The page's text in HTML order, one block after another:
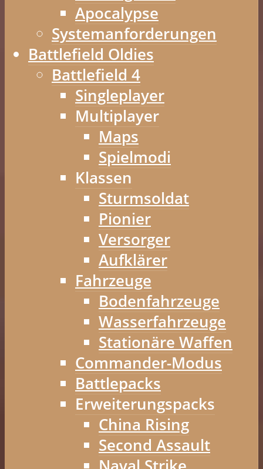
Apocalypse
Systemanforderungen
Battlefield Oldies
Battlefield 4
Singleplayer
Multiplayer
Maps
Spielmodi
Klassen
Sturmsoldat
Pionier
Versorger
Aufklärer
Fahrzeuge
Bodenfahrzeuge
Wasserfahrzeuge
Stationäre Waffen
Commander-Modus
Battlepacks
Erweiterungspacks
China Rising
Second Assault